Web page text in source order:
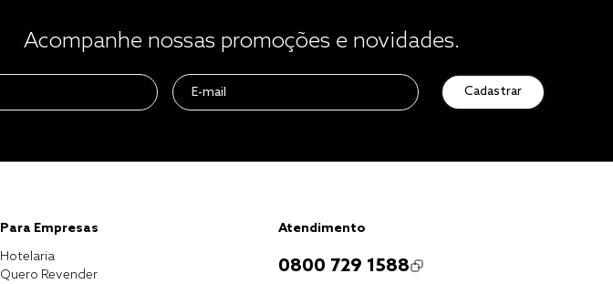
Acompanhe nossas promoções e novidades.
Cadastrar
Para Empresas
Hotelaria
Quero Revender
Atendimento
0800 729 1588